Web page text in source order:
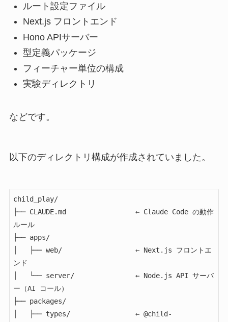
ルート設定ファイル
Next.js フロントエンド
Hono APIサーバー
型定義パッケージ
フィーチャー単位の構成
実験ディレクトリ
などです。
以下のディレクトリ構成が作成されていました。
child_play/
├── CLAUDE.md                 ← Claude Code の動作
ルール
├── apps/
│   ├── web/                  ← Next.js フロントエ
ンド
│   └── server/               ← Node.js API サーバ
ー（AI コール）
├── packages/
│   ├── types/                ← @child-